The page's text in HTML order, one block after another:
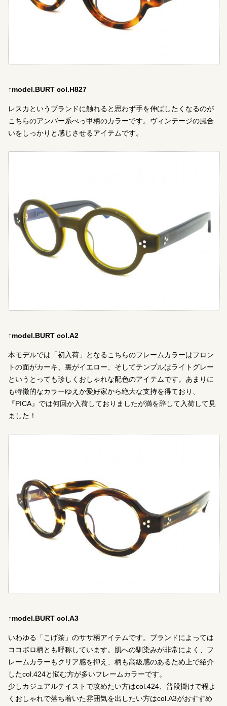
↑model.BURT col.H827
レスカというブランドに触れると思わず手を伸ばしたくなるのが
こちらのアンバー系べっ甲柄のカラーです。ヴィンテージの風合
いをしっかりと感じさせるアイテムです。
↑model.BURT col.A2
本モデルでは「初入荷」となるこちらのフレームカラーはフロン
トの面がカーキ、裏がイエロー、そしてテンプルはライトグレー
というとっても珍しくおしゃれな配色のアイテムです。あまりに
も特徴的なカラーゆえか愛好家から絶大な支持を得ており、
『PICA』では何回か入荷しておりましたが満を辞して入荷して見
ました！
↑model.BURT col.A3
いわゆる「こげ茶」のササ柄アイテムです。ブランドによっては
ココボロ柄とも呼称しています。肌への馴染みが非常によく、フ
レームカラーもクリア感を抑え、柄も高級感のあるため上で紹介
したcol.424と悩む方が多いフレームカラーです。
少しカジュアルテイストで攻めたい方はcol.424、普段掛けで程よ
くおしゃれで落ち着いた雰囲気を出したい方はcol.A3がおすすめ